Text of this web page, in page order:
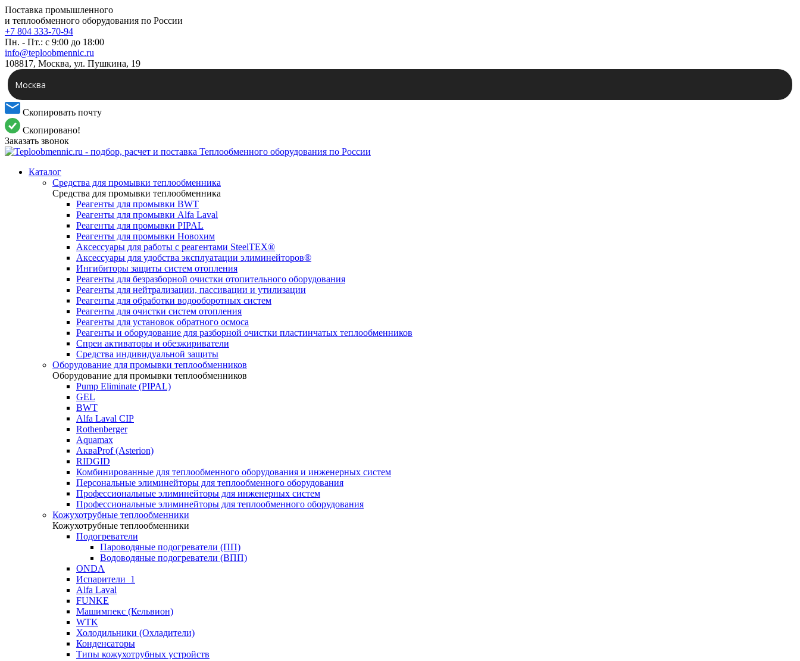
Поставка промышленного
и теплообменного оборудования по России
+7 804 333-70-94
Пн. - Пт.: с 9:00 до 18:00
info@teploobmennic.ru
108817, Москва, ул. Пушкина, 19
Москва
Скопировать почту
Скопировано!
Заказать звонок
Каталог
Средства для промывки теплообменника
Средства для промывки теплообменника
Реагенты для промывки BWT
Реагенты для промывки Alfa Laval
Реагенты для промывки PIPAL
Реагенты для промывки Новохим
Аксессуары для работы с реагентами SteelTEX®
Аксессуары для удобства эксплуатации элиминейторов®
Ингибиторы защиты систем отопления
Реагенты для безразборной очистки отопительного оборудования
Реагенты для нейтрализации, пассивации и утилизации
Реагенты для обработки водооборотных систем
Реагенты для очистки систем отопления
Реагенты для установок обратного осмоса
Реагенты и оборудование для разборной очистки пластинчатых теплообменников
Спреи активаторы и обезжириватели
Средства индивидуальной защиты
Оборудование для промывки теплообменников
Оборудование для промывки теплообменников
Pump Eliminate (PIPAL)
GEL
BWT
Alfa Laval CIP
Rothenberger
Aquamax
АкваProf (Asterion)
RIDGID
Комбинированные для теплообменного оборудования и инженерных систем
Персональные элиминейторы для теплообменного оборудования
Профессиональные элиминейторы для инженерных систем
Профессиональные элиминейторы для теплообменного оборудования
Кожухотрубные теплообменники
Кожухотрубные теплообменники
Подогреватели
Пароводяные подогреватели (ПП)
Водоводяные подогреватели (ВПП)
ONDA
Испарители_1
Alfa Laval
FUNKE
Машимпекс (Кельвион)
WTK
Холодильники (Охладители)
Конденсаторы
Типы кожухотрубных устройств